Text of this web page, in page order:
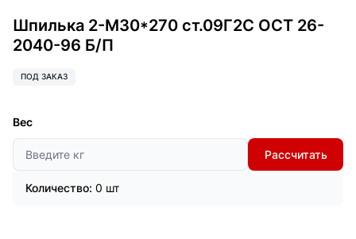
Шпилька 2-М30*270 ст.09Г2С ОСТ 26-
2040-96 Б/П
ПОД ЗАКАЗ
Вес
Рассчитать
Количество: 0 шт